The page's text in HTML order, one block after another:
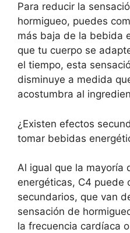
Para reducir la
hormigueo, puedes
más baja de la bebida
que tu cuerpo se
el tiempo, esta
disminuye a medida
acostumbra al
¿Existen efectos
tomar bebidas
Al igual que la mayoría
energéticas, C4 puede
secundarios, que van
sensación de
la frecuencia cardíaca